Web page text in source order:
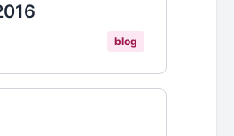
blog